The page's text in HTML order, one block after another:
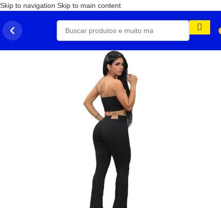
Skip to navigation Skip to main content